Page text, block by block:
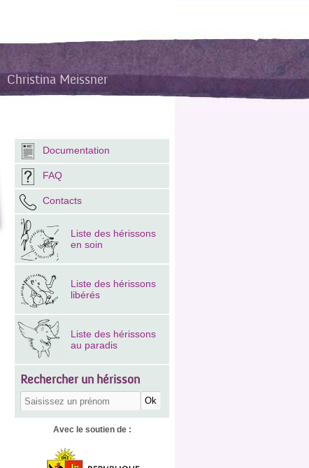
Christina Meissner
Documentation
FAQ
Contacts
Liste des hérissons
en soin
Liste des hérissons
libérés
Liste des hérissons
au paradis
Rechercher un hérisson
Avec le soutien de :